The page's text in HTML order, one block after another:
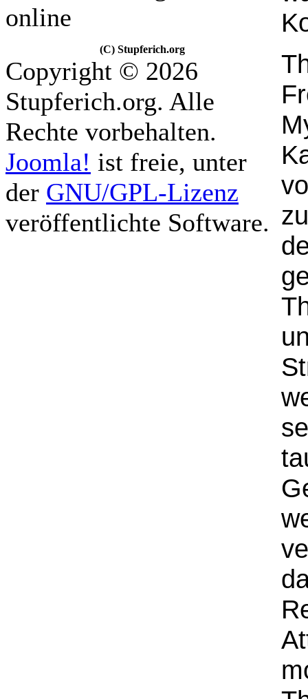
online
(C) Stupferich.org
Copyright © 2026
Stupferich.org. Alle
Rechte vorbehalten.
Joomla! ist freie, unter
der GNU/GPL-Lizenz
veröffentlichte Software.